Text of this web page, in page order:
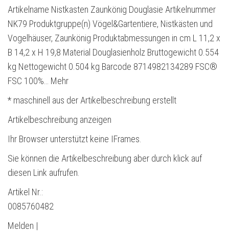
Artikelname Nistkasten Zaunkönig Douglasie Artikelnummer
NK79 Produktgruppe(n) Vögel&Gartentiere, Nistkästen und
Vogelhäuser, Zaunkönig Produktabmessungen in cm L 11,2 x
B 14,2 x H 19,8 Material Douglasienholz Bruttogewicht 0.554
kg Nettogewicht 0.504 kg Barcode 8714982134289 FSC®
FSC 100%… Mehr
* maschinell aus der Artikelbeschreibung erstellt
Artikelbeschreibung anzeigen
Ihr Browser unterstützt keine IFrames.
Sie können die Artikelbeschreibung aber durch klick auf
diesen Link aufrufen.
Artikel Nr.:
0085760482
Melden |